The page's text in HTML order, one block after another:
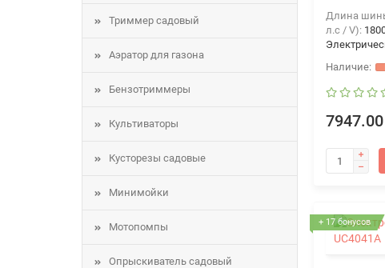
Триммер садовый
Аэратор для газона
Бензотриммеры
Культиваторы
Кусторезы садовые
Минимойки
Мотопомпы
Опрыскиватель садовый
Длина
л.с / V):
7947.00
+ 17 бонусов